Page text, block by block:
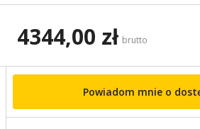
4344,00 zł brutto
Powiadom mnie o